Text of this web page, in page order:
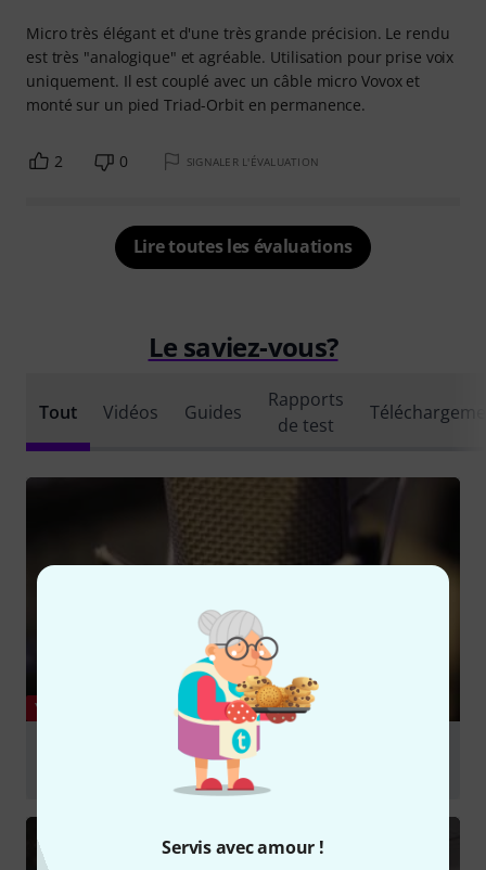
Servis avec amour !
Micro très élégant et d'une très grande précision. Le rendu
est très "analogique" et agréable. Utilisation pour prise voix
uniquement. Il est couplé avec un câble micro Vovox et
monté sur un pied Triad-Orbit en permanence.
2 0 SIGNALER L'ÉVALUATION
Lire toutes les évaluations
Le saviez-vous?
Tout Vidéos Guides
Rapports
de test
YOUTUBE
#tlm49 #tlm49review #microphonereview TLM 49
Vocals X Review X Microphone Review